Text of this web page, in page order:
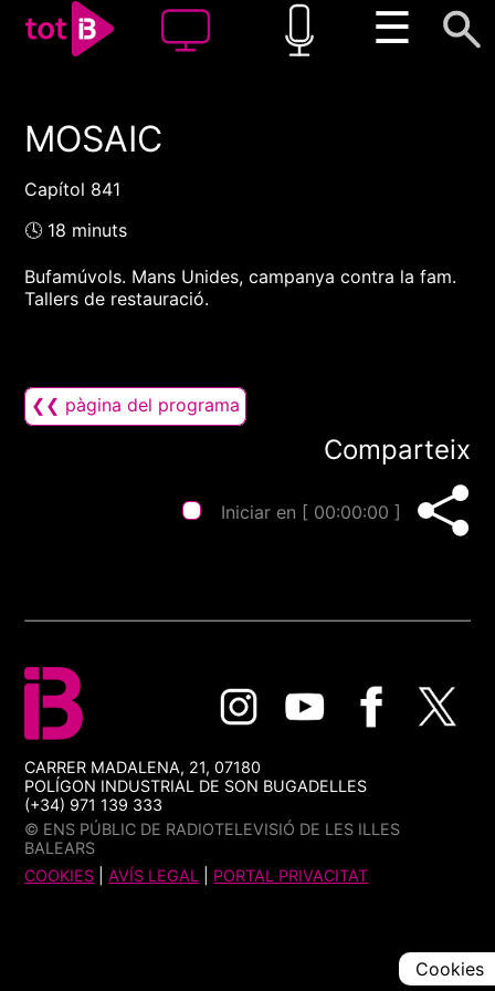
☰
00:00
MOSAIC
Capítol 841
🕓 18 minuts
Bufamúvols. Mans Unides, campanya contra la fam.
Tallers de restauració.
❮❮ pàgina del programa
Comparteix
Iniciar en [ 00:00:00 ]
CARRER MADALENA, 21, 07180
POLÍGON INDUSTRIAL DE SON BUGADELLES
(+34) 971 139 333
© ENS PÚBLIC DE RADIOTELEVISIÓ DE LES ILLES
BALEARS
COOKIES |AVÍS LEGAL PORTAL PRIVACITAT
Cookies